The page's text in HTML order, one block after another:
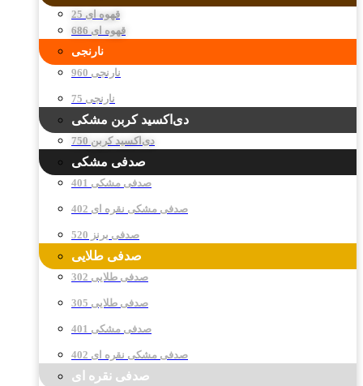
قهوه ای 25
قهوه ای 686
نارنجی
نارنجی 960
نارنجی 75
دی‌اکسید کربن مشکی
دی‌اکسید کربن 750
صدفی مشکی
صدفی مشکی 401
صدفی مشکی نقره ای 402
صدفی برنز 520
صدفی طلایی
صدفی طلایی 302
صدفی طلایی 305
صدفی مشکی 401
صدفی مشکی نقره ای 402
صدفی نقره ای